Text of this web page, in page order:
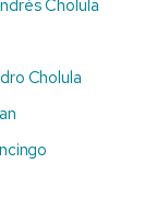
Cholula
Cholula